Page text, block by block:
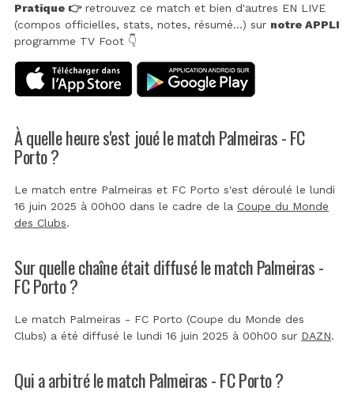
Pratique 👉retrouvez ce match et bien d'autres EN LIVE
(compos officielles, stats, notes, résumé...) sur notre APPLI
programme TV Foot 👇
À quelle heure s'est joué le match Palmeiras - FC
Porto ?
Le match entre Palmeiras et FC Porto s'est déroulé le lundi
16 juin 2025 à 00h00 dans le cadre de la Coupe du Monde
des Clubs.
Sur quelle chaîne était diffusé le match Palmeiras -
FC Porto ?
Le match Palmeiras - FC Porto (Coupe du Monde des
Clubs) a été diffusé le lundi 16 juin 2025 à 00h00 sur DAZN.
Qui a arbitré le match Palmeiras - FC Porto ?